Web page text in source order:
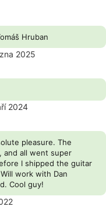
Hruban
2025
2024
pleasure. The
and all went super
I shipped the guitar
work with Dan
Cool guy!